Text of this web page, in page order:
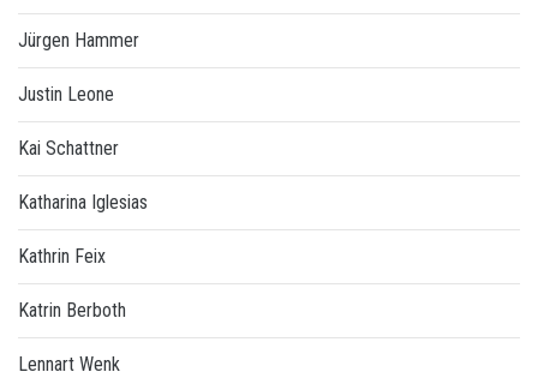
Jürgen Hammer
Justin Leone
Kai Schattner
Katharina Iglesias
Kathrin Feix
Katrin Berboth
Lennart Wenk